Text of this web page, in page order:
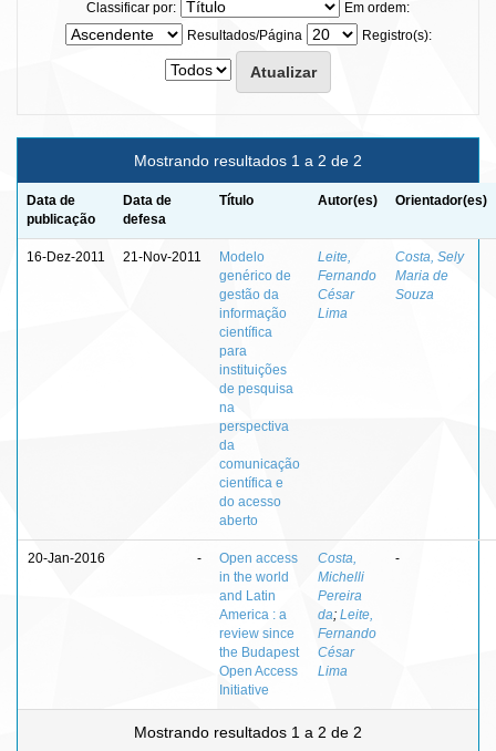
Classificar por:
Em ordem:
Resultados/Página
Registro(s):
Mostrando resultados 1 a 2 de 2
Data de
publicação
Data de
defesa
Título Autor(es) Orientador(es)
16-Dez-2011 21-Nov-2011
Modelo
genérico de
gestão da
informação
científica
para
instituições
de pesquisa
na
perspectiva
da
comunicação
científica e
do acesso
aberto
Leite,
Fernando
César
Lima
Costa, Sely
Maria de
Souza
20-Jan-2016 -
Open access
in the world
and Latin
America : a
review since
the Budapest
Open Access
Initiative
Costa,
Michelli
Pereira
da; Leite,
Fernando
César
Lima
-
Mostrando resultados 1 a 2 de 2